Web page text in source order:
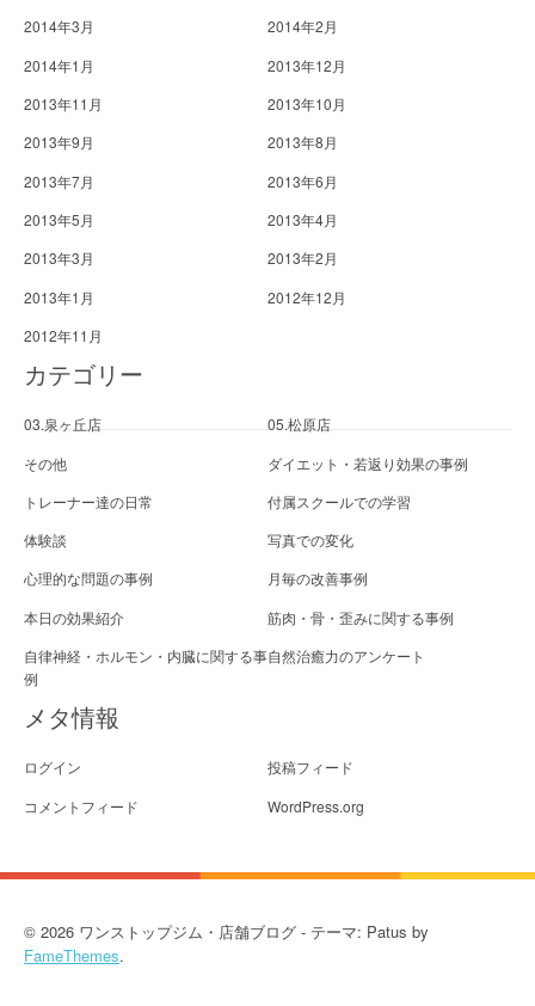
2014年3月
2014年2月
2014年1月
2013年12月
2013年11月
2013年10月
2013年9月
2013年8月
2013年7月
2013年6月
2013年5月
2013年4月
2013年3月
2013年2月
2013年1月
2012年12月
2012年11月
カテゴリー
03.泉ヶ丘店
05.松原店
その他
ダイエット・若返り効果の事例
トレーナー達の日常
付属スクールでの学習
体験談
写真での変化
心理的な問題の事例
月毎の改善事例
本日の効果紹介
筋肉・骨・歪みに関する事例
自律神経・ホルモン・内臓に関する事
例
自然治癒力のアンケート
メタ情報
ログイン
投稿フィード
コメントフィード
WordPress.org
© 2026 ワンストップジム・店舗ブログ - テーマ: Patus by
FameThemes.